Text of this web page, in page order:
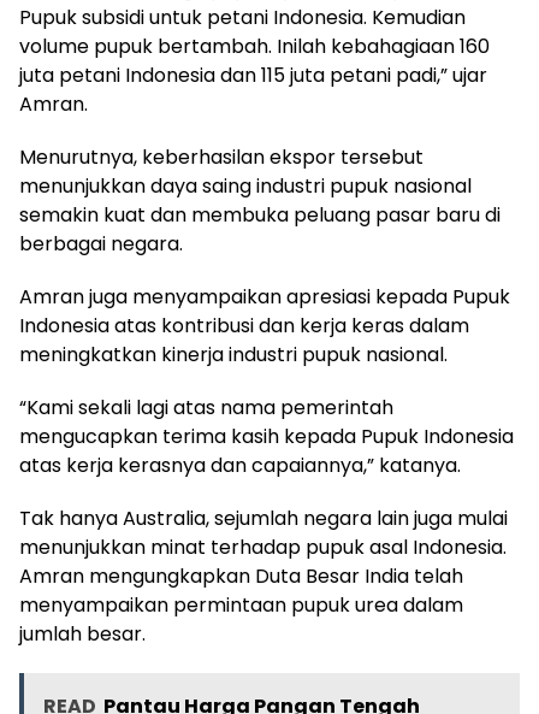
Pupuk subsidi untuk petani Indonesia. Kemudian
volume pupuk bertambah. Inilah kebahagiaan 160
juta petani Indonesia dan 115 juta petani padi,” ujar
Amran.
Menurutnya, keberhasilan ekspor tersebut
menunjukkan daya saing industri pupuk nasional
semakin kuat dan membuka peluang pasar baru di
berbagai negara.
Amran juga menyampaikan apresiasi kepada Pupuk
Indonesia atas kontribusi dan kerja keras dalam
meningkatkan kinerja industri pupuk nasional.
“Kami sekali lagi atas nama pemerintah
mengucapkan terima kasih kepada Pupuk Indonesia
atas kerja kerasnya dan capaiannya,” katanya.
Tak hanya Australia, sejumlah negara lain juga mulai
menunjukkan minat terhadap pupuk asal Indonesia.
Amran mengungkapkan Duta Besar India telah
menyampaikan permintaan pupuk urea dalam
jumlah besar.
READ Pantau Harga Pangan Tengah